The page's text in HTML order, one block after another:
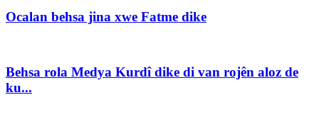
Ocalan behsa jina xwe Fatme dike
Behsa rola Medya Kurdî dike di van rojên aloz de
ku...